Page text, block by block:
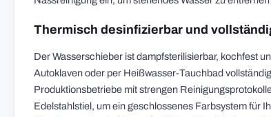
Thermisch desinfizierbar und
Der Wasserschieber ist dampfsterilisierbar, kochfest
Autoklaven oder per Heißwasser-Tauchbad
Produktionsbetriebe mit strengen
Edelstahlstiel, um ein geschlossenes Farbsystem für